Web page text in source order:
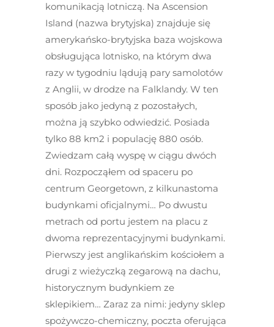
komunikacją lotniczą. Na Ascension
Island (nazwa brytyjska) znajduje się
amerykańsko-brytyjska baza wojskowa
obsługująca lotnisko, na którym dwa
razy w tygodniu lądują pary samolotów
z Anglii, w drodze na Falklandy. W ten
sposób jako jedyną z pozostałych,
można ją szybko odwiedzić. Posiada
tylko 88 km2 i populację 880 osób.
Zwiedzam całą wyspę w ciągu dwóch
dni. Rozpocząłem od spaceru po
centrum Georgetown, z kilkunastoma
budynkami oficjalnymi… Po dwustu
metrach od portu jestem na placu z
dwoma reprezentacyjnymi budynkami.
Pierwszy jest anglikańskim kościołem a
drugi z wieżyczką zegarową na dachu,
historycznym budynkiem ze
sklepikiem… Zaraz za nimi: jedyny sklep
spożywczo-chemiczny, poczta oferująca